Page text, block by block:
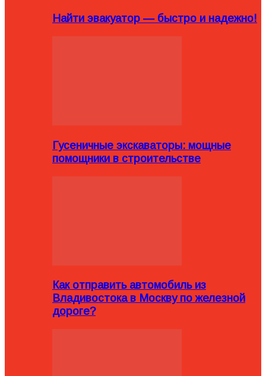
Найти эвакуатор — быстро и надежно!
Гусеничные экскаваторы: мощные
помощники в строительстве
Как отправить автомобиль из
Владивостока в Москву по железной
дороге?